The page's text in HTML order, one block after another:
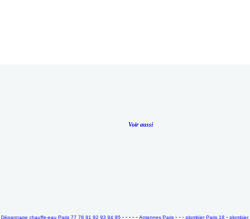
Voir aussi
Dépannage chauffe-eau Paris 77 78 91 92 93 94 95- - - - - Antennes Paris- - - plombier Paris 18 - plombier